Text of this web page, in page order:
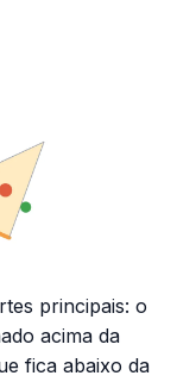
principais: o
acima da
fica abaixo da